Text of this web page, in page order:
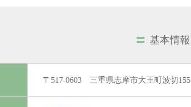
基本情報
〒517-0603 三重県志摩市大王町波切155